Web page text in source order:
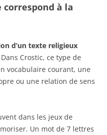
à la
d’un texte religieux
Dans Crostic, ce type de
vocabulaire courant, une
ou une relation de sens
dans les jeux de
Un mot de 7 lettres